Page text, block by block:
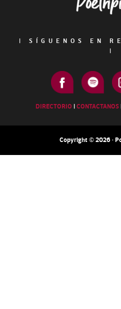
|
SÍGUENOS EN
|
DIRECTORIO |CONTACTANOS
Copyright © 2026 ·